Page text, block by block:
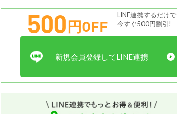
500円OFF
LINE連携するだけで
今すぐ500円割引!
新規会員登録してLINE連携